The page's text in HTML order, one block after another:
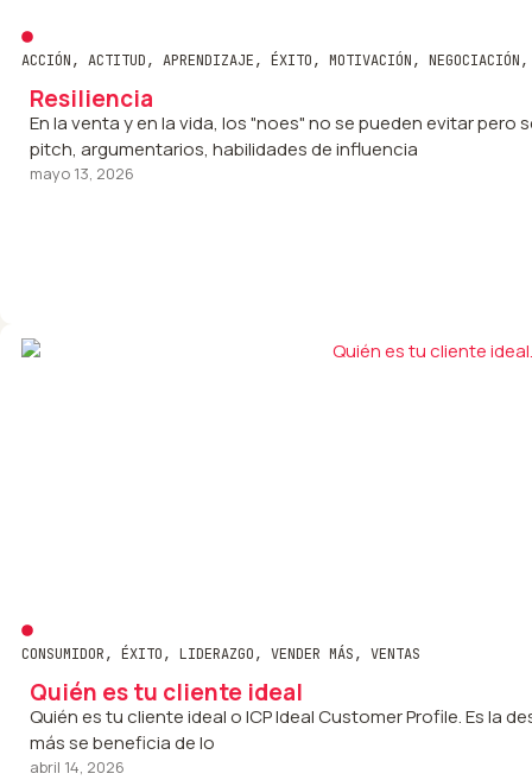
ACCIÓN, ACTITUD, APRENDIZAJE, ÉXITO, MOTIVACIÓN, NEGOCIACIÓN
Resiliencia
En la venta y en la vida, los "noes" no se pueden evitar
pitch, argumentarios, habilidades de influencia
mayo 13, 2026
CONSUMIDOR, ÉXITO, LIDERAZGO, VENDER MÁS, VENTAS
Quién es tu cliente ideal
Quién es tu cliente ideal o ICP Ideal Customer Profile. Es la
más se beneficia de lo
abril 14, 2026